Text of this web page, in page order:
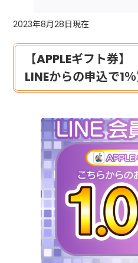
2023年8月28日現在
【APPLEギフト券】
LINEからの申込で1